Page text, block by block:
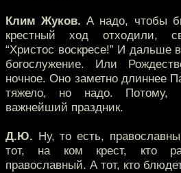
Клим Жуков. А надо, чтобы
крестный ход отходили,
“Христос воскресе!” И дальше
богослужение. Или
ночное. Оно заметно длиннее
тяжело, но надо.
важнейший праздник.
Д.Ю. Ну, то есть,
тот, на ком крест, кто
православный. А тот, кто